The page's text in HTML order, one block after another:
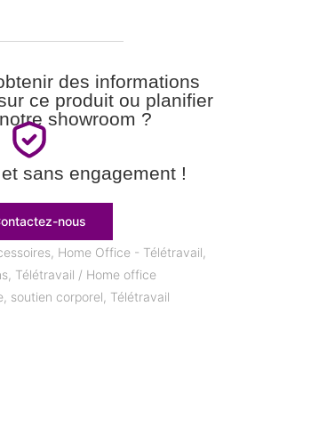
des informations
ce produit ou planifier
showroom ?
sans engagement !
nous
, Home Office - Télétravail,
, Télétravail / Home office
, soutien corporel, Télétravail